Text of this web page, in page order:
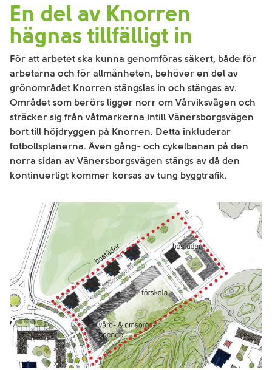
En del av Knorren
hägnas tillfälligt in
För att arbetet ska kunna genomföras säkert, både för
arbetarna och för allmänheten, behöver en del av
grönområdet Knorren stängslas in och stängas av.
Området som berörs ligger norr om Vårviksvägen och
sträcker sig från våtmarkerna intill Vänersborgsvägen
bort till höjdryggen på Knorren. Detta inkluderar
fotbollsplanerna. Även gång- och cykelbanan på den
norra sidan av Vänersborgsvägen stängs av då den
kontinuerligt kommer korsas av tung byggtrafik.